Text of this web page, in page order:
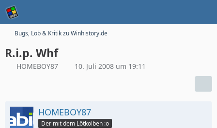
Bugs, Lob & Kritik zu Winhistory.de
R.i.p. Whf
HOMEBOY87 10. Juli 2008 um 19:11
HOMEBOY87
Der mit dem Lötkolben :o